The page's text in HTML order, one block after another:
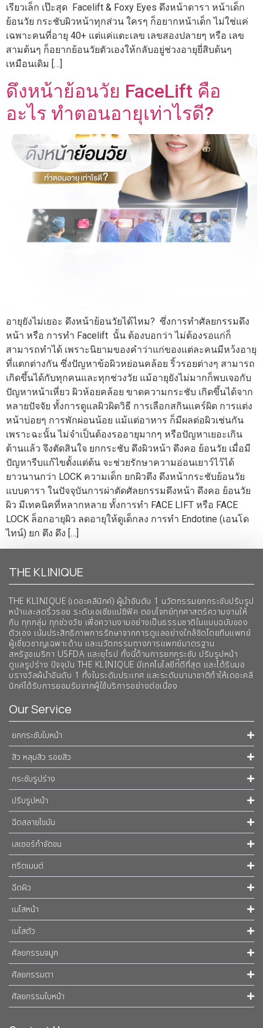
เรียวเล็ก เป๊ะสุด Facelift & Foxy Eyes ดึงหน้าดารา หน้าเด็ก
ย้อนวัย กระชับผิวหน้าทุกส่วน ใครๆ ก็อยากหน้าเด็ก ไม่ใช่แค่
เฉพาะคนที่อายุ 40+ แต่แค่แตะเลข เลขสองปลายๆ หรือ เลข
สามต้นๆ ก็อยากย้อนวัยตัวเองให้กลับอยู่ช่วงอายุยี่สิบต้นๆ
เหมือนเดิม […]
ดึงหน้าย้อนวัย FaceLift คือ
อะไร ทำตอนอายุเท่าไรดี?
อายุยังไม่เยอะ ดึงหน้าย้อนวัยได้ไหม? ซึ่งการทำศัลยกรรมดึง
หน้า หรือ การทำ Facelift นั้น ต้องบอกว่า ไม่ต้องรอแก่ก็
สามารถทำได้ เพราะนิยามของคำว่าแก่ของแต่ละคนมีหว้งอายุ
ที่แตกต่างกัน ซึ่งปัญหาข้อผิวหย่อนคล้อย ริ้วรอยต่างๆ สามารถ
เกิดขึ้นได้กับทุกคนและทุกช่วงวัย แม้อายุยังไม่มากก็พบเจอกับ
ปัญหาหน้าเหี่ยว ผิวห้อยคล้อย ขาดความกระชับ เกิดขึ้นได้จาก
หลายปัจจัย ทั้งการดูแลผิวผิดวิธี การเลือกสกินแคร์ผิด การแต่ง
หน้าบ่อยๆ การพักผ่อนน้อย แม้แต่อาหาร ก็มีผลต่อผิวเช่นกัน
เพราะฉะนั้น ไม่จำเป็นต้องรออายุมากๆ หรือปัญหาเยอะเกิน
ต้านแล้ว จึงตัดสินใจ ยกกระชับ ดึงผิวหน้า ดึงคอ ย้อนวัย เมื่อมี
ปัญหารีบแก้ไขตั้งแต่ต้น จะช่วยรักษาความอ่อนเยาว์ไว้ได้
ยาวนานกว่า LOCK ความเด็ก ยกผิวตึง ดึงหน้ากระชับย้อนวัย
แบบดารา ในปัจจุบันการผ่าตัดศัลยกรรมดึงหน้า ดึงคอ ย้อนวัย
ผิว มีเทคนิคที่หลากหลาย ทั้งการทำ FACE LIFT หรือ FACE
LOCK ล็อกอายุผิว ลดอายุให้ดูเด็กลง การทำ Endotine (เอนโด
ไทน์) ยก ตึง ดึง […]
THE KLINIQUE
THE KLINIQUE (เดอะคลีนิกค์) ผู้นำอันดับ 1 นวัตกรรมยกกระชับปรับรูป
หน้าและลดริ้วรอย ระดับเอเชียแปซิฟิค ตอบโจทย์ทุกศาสตร์ความงามให้
กับ ทุกกลุ่ม ทุกช่วงวัย เพื่อความงามอย่างเป็นธรรมชาติในแบบฉบับของ
ตัวเอง เน้นประสิทธิภาพการรักษาจากการดูแลอย่างใกล้ชิดโดยทีมแพทย์
ผู้เชี่ยวชาญเฉพาะด้าน และนวัตกรรมทางการแพทย์มาตรฐาน
สหรัฐอเมริกา USFDA และยุโรป ทั้งนี้ด้านการยกกระชับ ปรับรูปหน้า
ดูแลรูปร่าง ปัจจุบัน THE KLINIQUE มีเทคโนโลยีท่ีดีที่สุด และได้รับมอ
บรางวัลผ้นำอันดับ 1 ทั้งในระดับประเทศ และระดับนานาชาติทําให้เดอะคลี
นิกค์ได้รับการยอมรับจากผู้ใช้บริการอย่างต่อเนื่อง
Our Service
ยกกระชับใบหน้า
สิว หลุมสิว รอยสิว
กระชับรูปร่าง
ปรับรูปหน้า
ฉีดสลายไขมัน
เลเซอร์กำจัดขน
ทรีตเมนต์
ฉีดผิว
เมโสหน้า
เมโสตัว
ศัลยกรรมจมูก
ศัลยกรรมตา
ศัลยกรรมใบหน้า